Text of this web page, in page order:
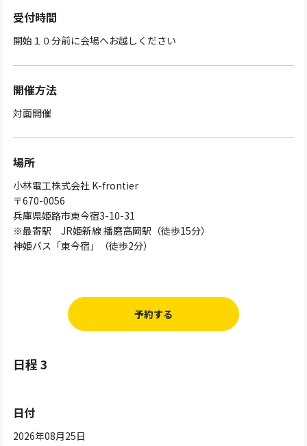
受付時間
開始１０分前に会場へお越しください
開催方法
対面開催
場所
小林電工株式会社 K-frontier
〒670-0056
兵庫県姫路市東今宿3-10-31
※最寄駅 JR姫新線 播磨高岡駅（徒歩15分）
神姫バス「東今宿」（徒歩2分）
予約する
日程 3
日付
2026年08月25日